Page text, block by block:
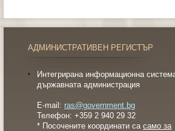
АДМИНИСТРАТИВЕН РЕГИСТЪР
Интегрирана информационна
държавната администрация
E-mail: ras@government.bg
Телефон: +359 2 940 29 32
* Посочените координати са само за